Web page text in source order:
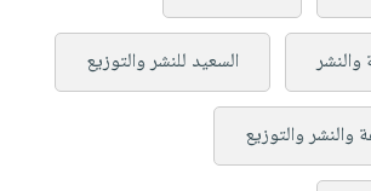
والنشر السعيد للنشر والتوزيع
والنشر والتوزيع